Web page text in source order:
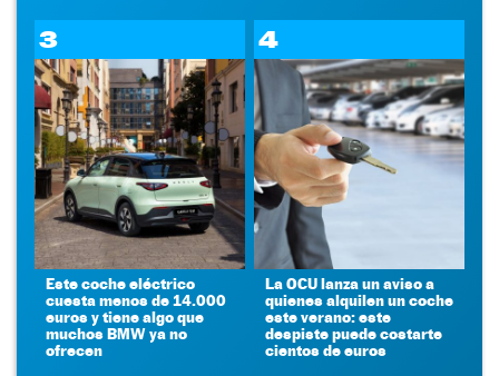
3
Este coche eléctrico
cuesta menos de 14.000
euros y tiene algo que
muchos BMW ya no
ofrecen
4
La OCU lanza un aviso a
quienes alquilen un coche
este verano: este
despiste puede costarte
cientos de euros